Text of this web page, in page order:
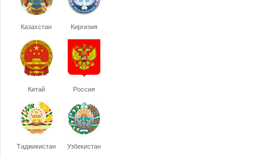
Казахстан Киргизия
Китай Россия
Таджикистан Узбекистан